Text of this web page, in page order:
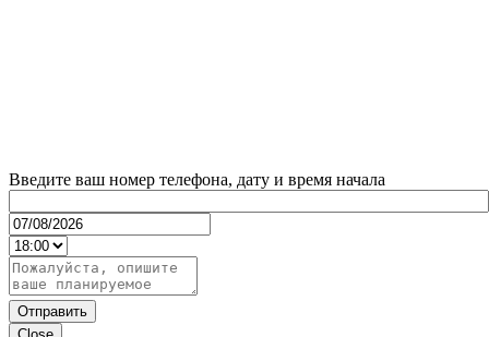
Введите ваш номер телефона, дату и время начала
Отправить